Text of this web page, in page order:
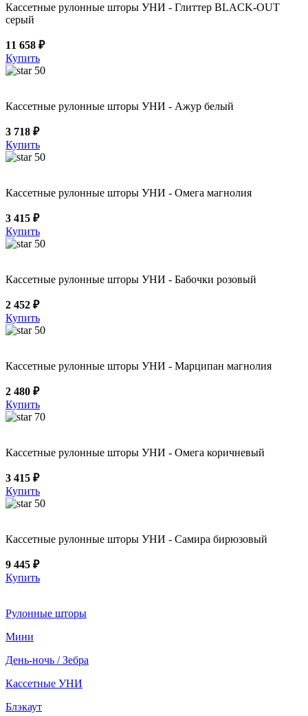
Кассетные рулонные шторы УНИ - Глиттер BLACK-OUT
серый
11 658 ₽
Купить
50
Кассетные рулонные шторы УНИ - Ажур белый
3 718 ₽
Купить
50
Кассетные рулонные шторы УНИ - Омега магнолия
3 415 ₽
Купить
50
Кассетные рулонные шторы УНИ - Бабочки розовый
2 452 ₽
Купить
50
Кассетные рулонные шторы УНИ - Марципан магнолия
2 480 ₽
Купить
70
Кассетные рулонные шторы УНИ - Омега коричневый
3 415 ₽
Купить
50
Кассетные рулонные шторы УНИ - Самира бирюзовый
9 445 ₽
Купить
Рулонные шторы
Мини
День-ночь / Зебра
Кассетные УНИ
Блэкаут